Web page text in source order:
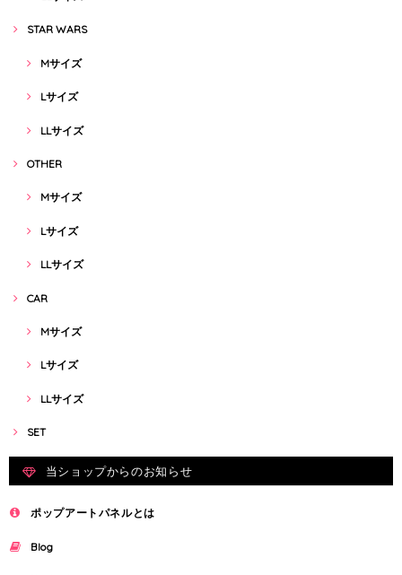
STAR WARS
Mサイズ
Lサイズ
LLサイズ
OTHER
Mサイズ
Lサイズ
LLサイズ
CAR
Mサイズ
Lサイズ
LLサイズ
SET
当ショップからのお知らせ
ポップアートパネルとは
Blog